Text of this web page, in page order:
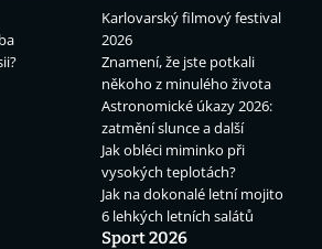
Karlovarský filmový festival
2026
Znamení, že jste potkali
někoho z minulého života
Astronomické úkazy 2026:
zatmění slunce a další
Jak obléci miminko při
vysokých teplotách?
Jak na dokonalé letní mojito
6 lehkých letních salátů
Sport 2026